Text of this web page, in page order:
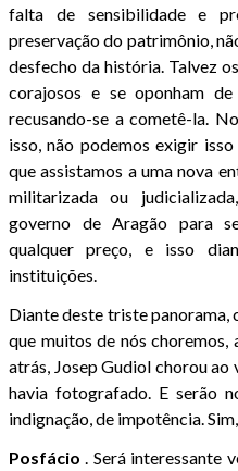
falta de sensibilidade e
preservação do patrimônio,
desfecho da história. Talvez
corajosos e se oponham
recusando-se a cometê-la.
isso, não podemos exigir
que assistamos a uma nova
militarizada ou
governo de Aragão para
qualquer preço, e isso
instituições.
Diante deste triste panorama,
que muitos de nós choremos,
atrás, Josep Gudiol chorou ao
havia fotografado. E serão
indignação, de impotência.
Posfácio . Será interessante